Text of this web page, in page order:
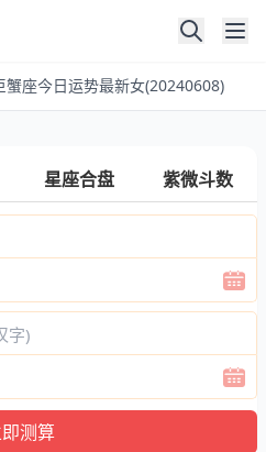
蟹座今日运势最新女(20240608)
星座合盘 紫微斗数